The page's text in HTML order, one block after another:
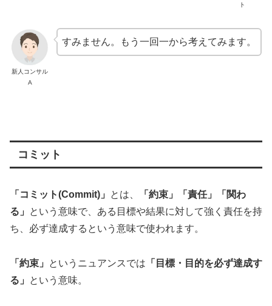
ト
新人コンサル
A
すみません。もう一回一から考えてみます。
コミット
「コミット(Commit)」 とは、
「約束」「責任」「関わ
る」
という意味で、ある目標や結果に対して強く責任を持
ち、必ず達成するという意味で使われます。
「約束」 というニュアンスでは 「目標・目的を必ず達成す
る」
という意味。